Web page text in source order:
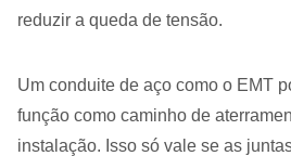
reduzir a queda de tensão.
Um conduite de aço como o EMT
função como caminho de
instalação. Isso só vale se as